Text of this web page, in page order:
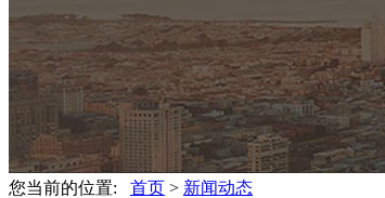
您当前的位置: 首页 > 新闻动态